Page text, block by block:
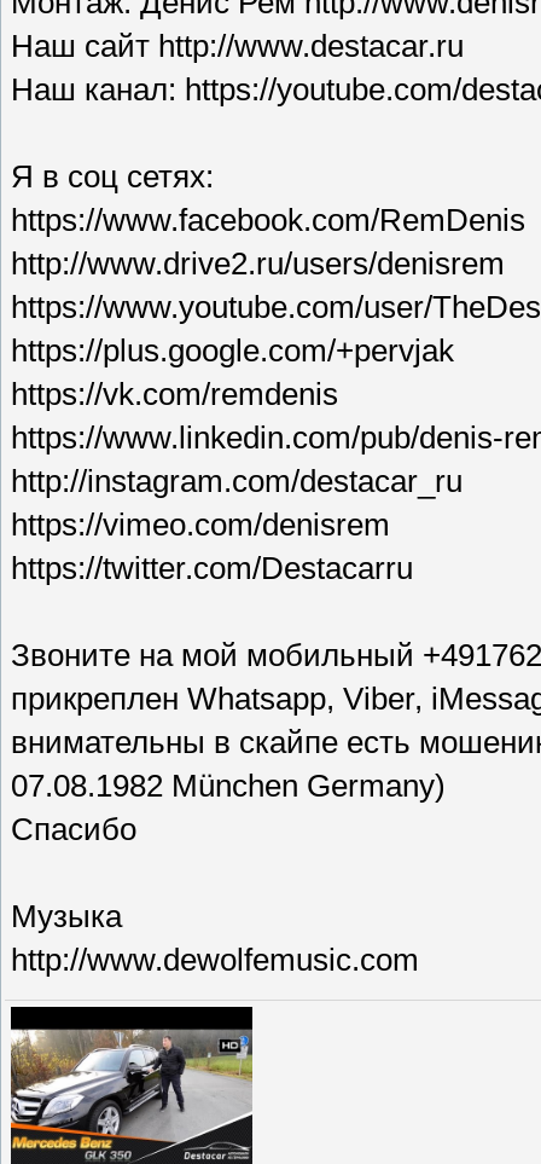
Наш сайт http://www.destacar.ru
Наш канал: https://youtube.com/
Я в соц сетях:
https://www.facebook.com/RemDenis
http://www.drive2.ru/users/denisrem
https://www.youtube.com/user/
https://plus.google.com/+pervjak
https://vk.com/remdenis
https://www.linkedin.com/pub/denis-
http://instagram.com/destacar_ru
https://vimeo.com/denisrem
https://twitter.com/Destacarru
Звоните на мой мобильный
прикреплен Whatsapp, Viber,
внимательны в скайпе есть
07.08.1982 München Germany)
Спасибо
Музыка
http://www.dewolfemusic.com